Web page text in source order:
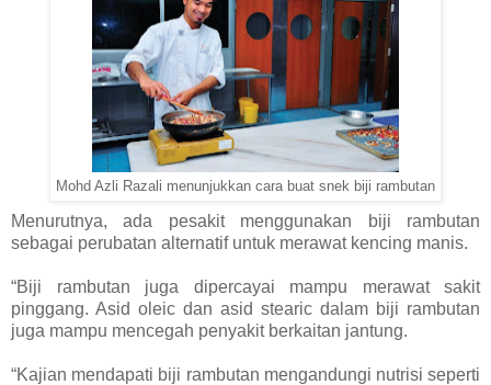
Mohd Azli Razali menunjukkan cara buat snek biji rambutan
Menurutnya, ada pesakit menggunakan biji rambutan
sebagai perubatan alternatif untuk merawat kencing manis.
“Biji rambutan juga dipercayai mampu merawat sakit
pinggang. Asid oleic dan asid stearic dalam biji rambutan
juga mampu mencegah penyakit berkaitan jantung.
“Kajian mendapati biji rambutan mengandungi nutrisi seperti